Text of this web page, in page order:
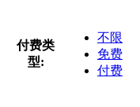
付费类
型:
不限
免费
付费